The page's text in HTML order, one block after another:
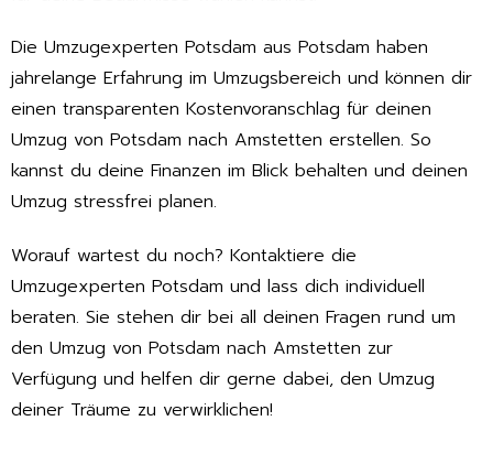
Die Umzugexperten Potsdam aus Potsdam haben
jahrelange Erfahrung im Umzugsbereich und können dir
einen transparenten Kostenvoranschlag für deinen
Umzug von Potsdam nach Amstetten erstellen. So
kannst du deine Finanzen im Blick behalten und deinen
Umzug stressfrei planen.
Worauf wartest du noch? Kontaktiere die
Umzugexperten Potsdam und lass dich individuell
beraten. Sie stehen dir bei all deinen Fragen rund um
den Umzug von Potsdam nach Amstetten zur
Verfügung und helfen dir gerne dabei, den Umzug
deiner Träume zu verwirklichen!